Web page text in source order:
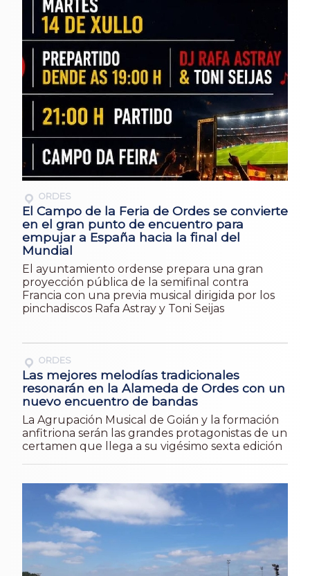
ORDES
El Campo de la Feria de Ordes se convierte
en el gran punto de encuentro para
empujar a España hacia la final del
Mundial
El ayuntamiento ordense prepara una gran
proyección pública de la semifinal contra
Francia con una previa musical dirigida por los
pinchadiscos Rafa Astray y Toni Seijas
ORDES
Las mejores melodías tradicionales
resonarán en la Alameda de Ordes con un
nuevo encuentro de bandas
La Agrupación Musical de Goián y la formación
anfitriona serán las grandes protagonistas de un
certamen que llega a su vigésimo sexta edición